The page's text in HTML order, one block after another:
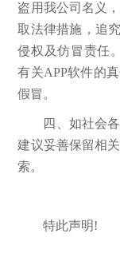
盗用我公司名义
取法律措施，追
侵权及仿冒责任
有关APP软件的
假冒。
四、如社会
建议妥善保留相
索。
特此声明!